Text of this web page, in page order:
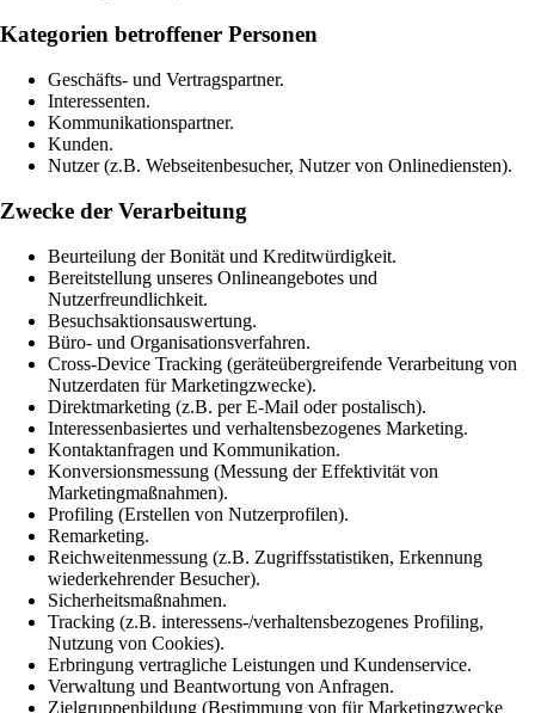
Kategorien betroffener Personen
Geschäfts- und Vertragspartner.
Interessenten.
Kommunikationspartner.
Kunden.
Nutzer (z.B. Webseitenbesucher, Nutzer von Onlinediensten).
Zwecke der Verarbeitung
Beurteilung der Bonität und Kreditwürdigkeit.
Bereitstellung unseres Onlineangebotes und
Nutzerfreundlichkeit.
Besuchsaktionsauswertung.
Büro- und Organisationsverfahren.
Cross-Device Tracking (geräteübergreifende Verarbeitung von
Nutzerdaten für Marketingzwecke).
Direktmarketing (z.B. per E-Mail oder postalisch).
Interessenbasiertes und verhaltensbezogenes Marketing.
Kontaktanfragen und Kommunikation.
Konversionsmessung (Messung der Effektivität von
Marketingmaßnahmen).
Profiling (Erstellen von Nutzerprofilen).
Remarketing.
Reichweitenmessung (z.B. Zugriffsstatistiken, Erkennung
wiederkehrender Besucher).
Sicherheitsmaßnahmen.
Tracking (z.B. interessens-/verhaltensbezogenes Profiling,
Nutzung von Cookies).
Erbringung vertragliche Leistungen und Kundenservice.
Verwaltung und Beantwortung von Anfragen.
Zielgruppenbildung (Bestimmung von für Marketingzwecke